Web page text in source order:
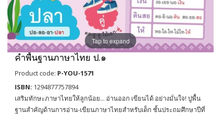
Tap to expand
คำพื้นฐานภาษาไทย ป.๑
Product code: P-YOU-1571
ISBN: 1294877757894
เสริมทักษะภาษาไทยให้ลูกน้อย... อ่านออก เขียนได้ อย่างมั่นใจ! ปูพื้น
ฐานสำคัญด้านการอ่าน-เขียนภาษาไทยสำหรับเด็ก ชั้นประถมศึกษาปีที่